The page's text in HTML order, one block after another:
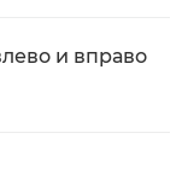
и вправо